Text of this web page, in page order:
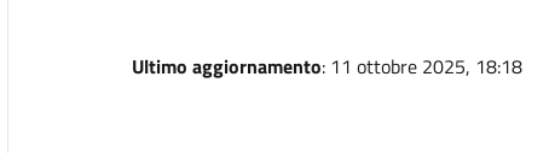
Ultimo aggiornamento: 11 ottobre 2025, 18:18